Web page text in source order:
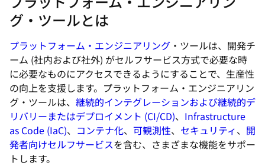
グ・ツールとは
プラットフォーム・エンジニアリング ・ツールは、開発チ
ーム (社内および社外) がセルフサービス方式で必要な時
に必要なものにアクセスできるようにすることで、生産性
の向上を支援します。プラットフォーム・エンジニアリン
グ・ツールは、 継続的インテグレーションおよび継続的デ
リバリーまたはデプロイメント (CI/CD)、 Infrastructure
as Code (IaC)、 コンテナ化、 可観測性、 セキュリティ、 開
発者向けセルフサービスを含む、さまざまな機能をサポー
トします。